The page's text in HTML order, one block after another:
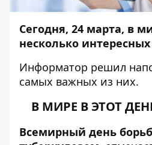
Сегодня, 24 марта, в
несколько
Информатор решил
самых важных из них.
В МИРЕ В ЭТОТ
Всемирный день